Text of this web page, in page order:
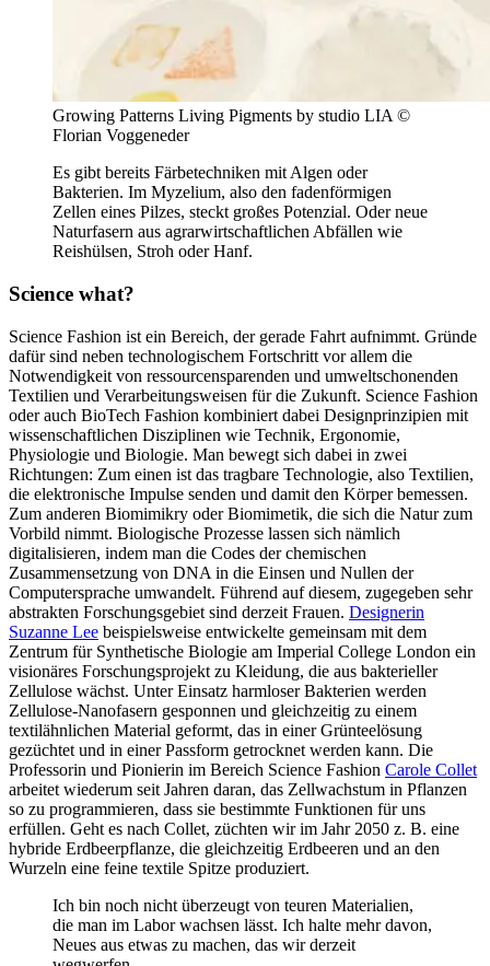
Growing Patterns Living Pigments by studio LIA ©
Florian Voggeneder
Es gibt bereits Färbetechniken mit Algen oder
Bakterien. Im Myzelium, also den fadenförmigen
Zellen eines Pilzes, steckt großes Potenzial. Oder neue
Naturfasern aus agrarwirtschaftlichen Abfällen wie
Reishülsen, Stroh oder Hanf.
Science what?
Science Fashion ist ein Bereich, der gerade Fahrt aufnimmt. Gründe
dafür sind neben technologischem Fortschritt vor allem die
Notwendigkeit von ressourcensparenden und umweltschonenden
Textilien und Verarbeitungsweisen für die Zukunft. Science Fashion
oder auch BioTech Fashion kombiniert dabei Designprinzipien mit
wissenschaftlichen Disziplinen wie Technik, Ergonomie,
Physiologie und Biologie. Man bewegt sich dabei in zwei
Richtungen: Zum einen ist das tragbare Technologie, also Textilien,
die elektronische Impulse senden und damit den Körper bemessen.
Zum anderen Biomimikry oder Biomimetik, die sich die Natur zum
Vorbild nimmt. Biologische Prozesse lassen sich nämlich
digitalisieren, indem man die Codes der chemischen
Zusammensetzung von DNA in die Einsen und Nullen der
Computersprache umwandelt. Führend auf diesem, zugegeben sehr
abstrakten Forschungsgebiet sind derzeit Frauen. Designerin
Suzanne Lee beispielsweise entwickelte gemeinsam mit dem
Zentrum für Synthetische Biologie am Imperial College London ein
visionäres Forschungsprojekt zu Kleidung, die aus bakterieller
Zellulose wächst. Unter Einsatz harmloser Bakterien werden
Zellulose-Nanofasern gesponnen und gleichzeitig zu einem
textilähnlichen Material geformt, das in einer Grünteelösung
gezüchtet und in einer Passform getrocknet werden kann. Die
Professorin und Pionierin im Bereich Science Fashion Carole Collet
arbeitet wiederum seit Jahren daran, das Zellwachstum in Pflanzen
so zu programmieren, dass sie bestimmte Funktionen für uns
erfüllen. Geht es nach Collet, züchten wir im Jahr 2050 z. B. eine
hybride Erdbeerpflanze, die gleichzeitig Erdbeeren und an den
Wurzeln eine feine textile Spitze produziert.
Ich bin noch nicht überzeugt von teuren Materialien,
die man im Labor wachsen lässt. Ich halte mehr davon,
Neues aus etwas zu machen, das wir derzeit